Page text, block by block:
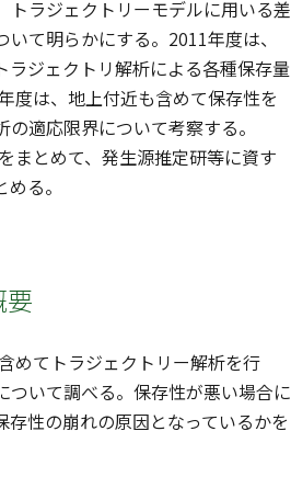
トラジェクトリーモデルに用いる差
て明らかにする。2011年度は、
ラジェクトリ解析による各種保存量
度は、地上付近も含めて保存性を
適応限界について考察する。
まとめて、発生源推定研等に資す
る。
めてトラジェクトリー解析を行
ついて調べる。保存性が悪い場合に
存性の崩れの原因となっているかを